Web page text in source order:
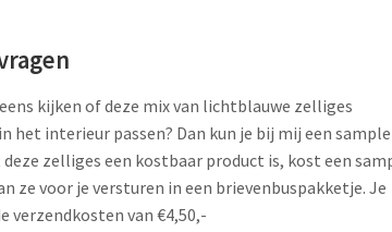
kijken of deze mix van lichtblauwe zelliges
het interieur passen? Dan kun je bij mij een sample
zelliges een kostbaar product is, kost een
ze voor je versturen in een brievenbuspakketje. Je
verzendkosten van €4,50,-